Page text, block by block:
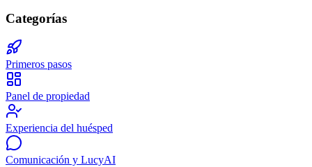
Categorías
Primeros pasos
Panel de propiedad
Experiencia del huésped
Comunicación y LucyAI